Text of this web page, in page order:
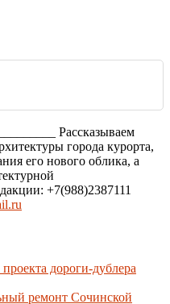
Рассказываем
города курорта,
его нового облика, а
+7(988)2387111
дороги-дублера
ремонт Сочинской